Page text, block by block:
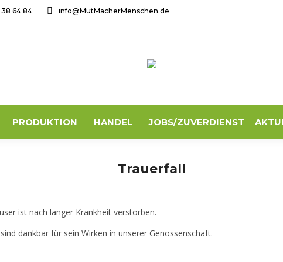
38 64 84 info@MutMacherMenschen.de
PRODUKTION HANDEL JOBS/ZUVERDIENST
Trauerfall
ist nach langer Krankheit verstorben.
dankbar für sein Wirken in unserer Genossenschaft.